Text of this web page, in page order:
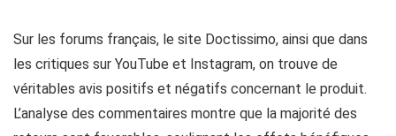
Sur les forums français, le site Doctissimo, ainsi que dans
les critiques sur YouTube et Instagram, on trouve de
véritables avis positifs et négatifs concernant le produit.
L’analyse des commentaires montre que la majorité des